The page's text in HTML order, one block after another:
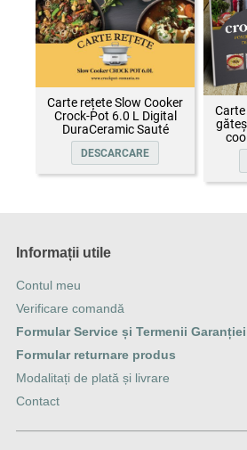
Carte rețete Slow Cooker
Crock-Pot 6.0 L Digital
DuraCeramic Sauté
DESCARCARE
Informații utile
Contul meu
Verificare comandă
Formular Service și Termenii Garanției
Formular returnare produs
Modalitați de plată și livrare
Contact